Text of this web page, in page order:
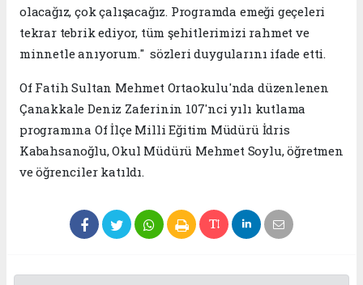
olacağız, çok çalışacağız. Programda emeği geçeleri
tekrar tebrik ediyor, tüm şehitlerimizi rahmet ve
minnetle anıyorum." sözleri duygularını ifade etti.
Of Fatih Sultan Mehmet Ortaokulu'nda düzenlenen
Çanakkale Deniz Zaferinin 107'nci yılı kutlama
programına Of İlçe Milli Eğitim Müdürü İdris
Kabahsanoğlu, Okul Müdürü Mehmet Soylu, öğretmen
ve öğrenciler katıldı.